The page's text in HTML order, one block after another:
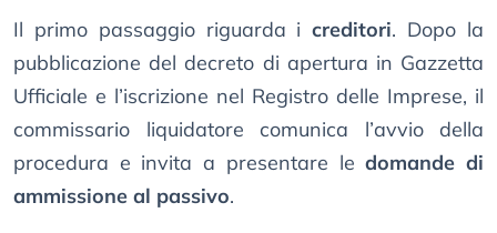
Il primo passaggio riguarda icreditori. Dopo la
pubblicazione del decreto di apertura in Gazzetta
Ufficiale e l’iscrizione nel Registro delle Imprese, il
commissario liquidatore comunica l’avvio della
procedura e invita a presentare ledomande di
ammissione al passivo.